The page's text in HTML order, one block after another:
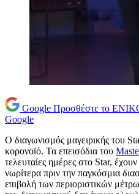
Google Προσθέστε το
Google
Ο διαγωνισμός μαγειρικής του
κορονοϊό. Τα επεισόδια του
τελευταίες ημέρες στο Star,
νωρίτερα πριν την παγκόσμια
επιβολή των περιοριστικών